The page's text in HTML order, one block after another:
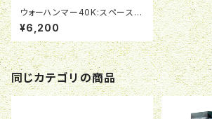
ウォーハンマー40K:スペースウ
ルフ:ウルフガード・バトルリーダ
ー
¥6,200
同じカテゴリの商品